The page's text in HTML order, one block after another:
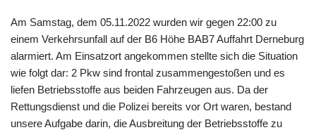
Am Samstag, dem 05.11.2022 wurden wir gegen 22:00 zu
einem Verkehrsunfall auf der B6 Höhe BAB7 Auffahrt Derneburg
alarmiert. Am Einsatzort angekommen stellte sich die Situation
wie folgt dar: 2 Pkw sind frontal zusammengestoßen und es
liefen Betriebsstoffe aus beiden Fahrzeugen aus. Da der
Rettungsdienst und die Polizei bereits vor Ort waren, bestand
unsere Aufgabe darin, die Ausbreitung der Betriebsstoffe zu